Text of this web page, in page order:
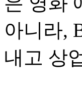
아니라,
내고 상